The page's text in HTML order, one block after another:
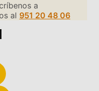
a
al 951 20 48 06